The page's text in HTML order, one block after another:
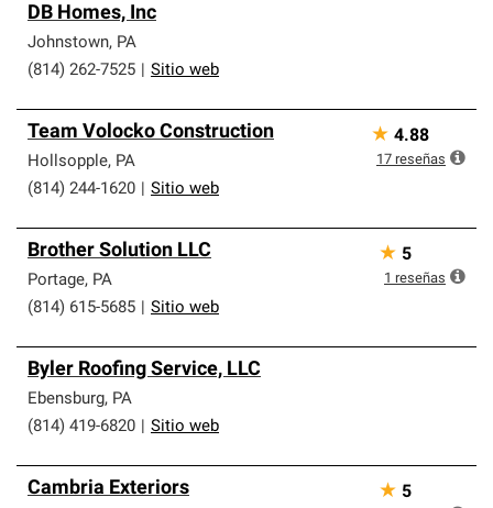
DB Homes, Inc
Johnstown, PA
(814) 262-7525
Sitio web
Team Volocko Construction
Hollsopple, PA
(814) 244-1620
Sitio web
★ 4.88
17 reseñas
Brother Solution LLC
Portage, PA
(814) 615-5685
Sitio web
★ 5
1 reseñas
Byler Roofing Service, LLC
Ebensburg, PA
(814) 419-6820
Sitio web
Cambria Exteriors ★ 5